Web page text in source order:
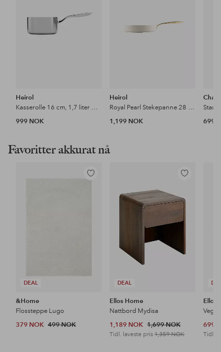
Heirol
Kasserolle 16 cm, 1,7 liter Cerasafe® Triply Heirol
999 NOK
Heirol
Royal Pearl Stekepanne 28 cm Heirol
1,199 NOK
699
Favoritter akkurat nå
DEAL
Legg
&Home
Flossteppe Lugo
379 NOK 499 NOK
DEAL
Legg
favoritter
Ellos Home
Nattbord Mydisa
1,189 NOK 1,699 NOK
Tidl. laveste pris1,359 NOK
Ellos
699
Tidl.